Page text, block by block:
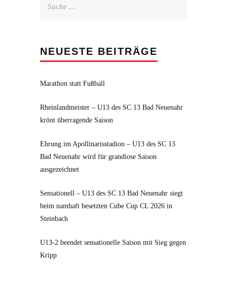
NEUESTE BEITRÄGE
Marathon statt Fußball
Rheinlandmeister – U13 des SC 13 Bad Neuenahr
krönt überragende Saison
Ehrung im Apollinarisstadion – U13 des SC 13
Bad Neuenahr wird für grandiose Saison
ausgezeichnet
Sensationell – U13 des SC 13 Bad Neuenahr siegt
beim namhaft besetzten Cube Cup CL 2026 in
Steinbach
U13-2 beendet sensationelle Saison mit Sieg gegen
Kripp